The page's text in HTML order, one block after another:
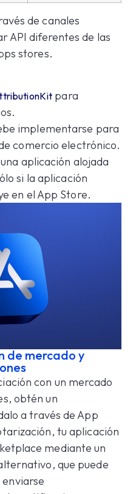
de canales
API diferentes de las
stores.
para
implementarse para
comercio electrónico.
aplicación alojada
si la aplicación
en el App Store.
de mercado y
con un mercado
obtén un
a través de App
tu aplicación
mediante un
que puede